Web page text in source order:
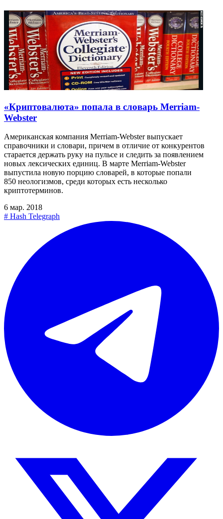
«Криптовалюта» попала в словарь Merriam-
Webster
Американская компания Merriam-Webster выпускает
справочники и словари, причем в отличие от конкурентов
старается держать руку на пульсе и следить за появлением
новых лексических единиц. В марте Merriam-Webster
выпустила новую порцию словарей, в которые попали
850 неологизмов, среди которых есть несколько
криптотерминов.
6 мар. 2018
# Hash Telegraph